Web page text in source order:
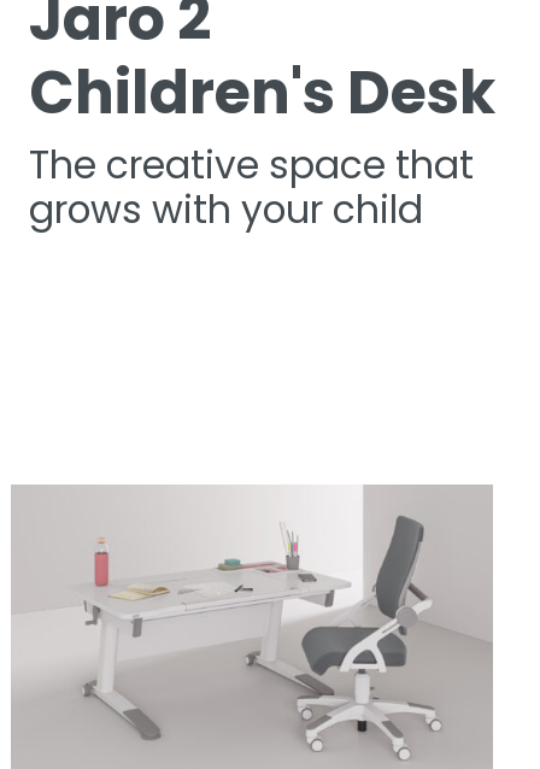
Jaro 2
Children's Desk
The creative space that
grows with your child